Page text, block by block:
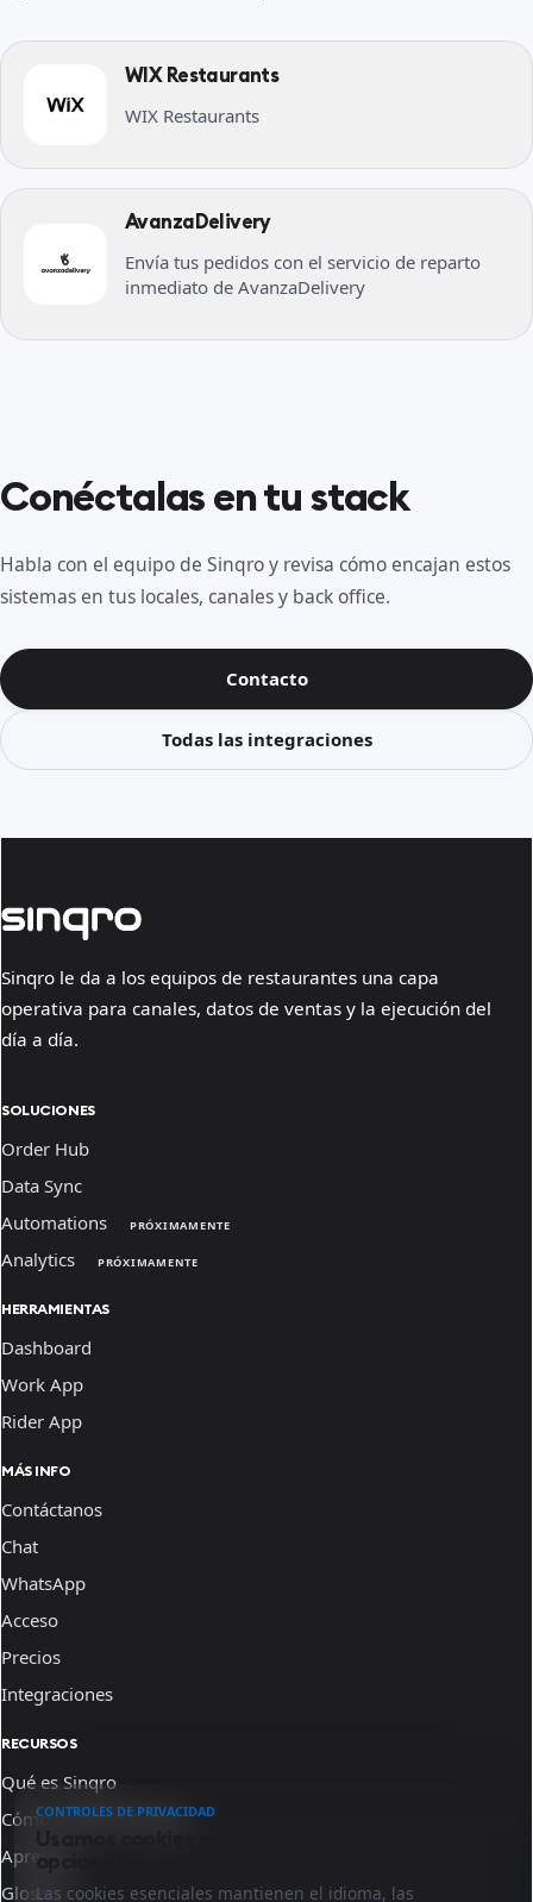
WIX Restaurants
WIX Restaurants
AvanzaDelivery
Envía tus pedidos con el servicio de reparto
inmediato de AvanzaDelivery
Conéctalas en tu stack
Habla con el equipo de Sinqro y revisa cómo encajan estos
sistemas en tus locales, canales y back office.
Contacto
Todas las integraciones
Sinqro le da a los equipos de restaurantes una capa
operativa para canales, datos de ventas y la ejecución del
día a día.
SOLUCIONES
Order Hub
Data Sync
Automations
PRÓXIMAMENTE
Analytics PRÓXIMAMENTE
HERRAMIENTAS
Dashboard
Work App
Rider App
MÁS INFO
Contáctanos
Chat
WhatsApp
Acceso
Precios
Integraciones
RECURSOS
Qué es Sinqro
Cómo funciona Sinqro
Aprende
Glosario
CONTROLES DE PRIVACIDAD
opcionales.
Las cookies esenciales mantienen el idioma, las